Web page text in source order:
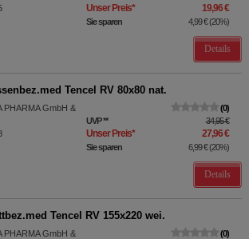
Unser Preis* 19,96 €
Sie sparen 4,99 €(20%)
Details
Tencel RV 80x80 nat.
PHARMA GmbH &
0
UVP** 34,95 €
Unser Preis* 27,96 €
Sie sparen 6,99 €(20%)
Details
Tencel RV 155x220 wei.
PHARMA GmbH &
0